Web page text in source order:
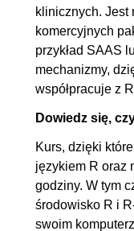
klinicznych. Jest
komercyjnych
przykład SAAS
mechanizmy,
współpracuje z
Dowiedz się,
Kurs, dzięki
językiem R oraz
godziny. W tym
środowisko R i
swoim